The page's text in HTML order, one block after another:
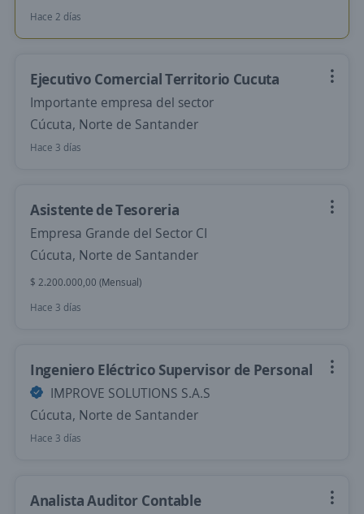
Hace 2 días
Ejecutivo Comercial Territorio Cucuta
Importante empresa del sector
Cúcuta, Norte de Santander
Hace 3 días
Asistente de Tesoreria
Empresa Grande del Sector CI
Cúcuta, Norte de Santander
$ 2.200.000,00 (Mensual)
Hace 3 días
Ingeniero Eléctrico Supervisor de Personal
IMPROVE SOLUTIONS S.A.S
Cúcuta, Norte de Santander
Hace 3 días
Analista Auditor Contable